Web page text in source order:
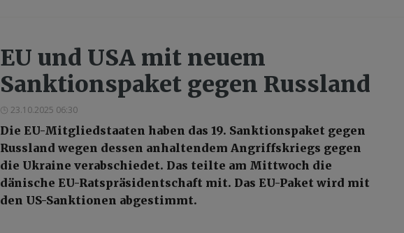
EU und USA mit neuem
Sanktionspaket gegen Russland
23.10.2025 06:30
Die EU-Mitgliedstaaten haben das 19. Sanktionspaket gegen
Russland wegen dessen anhaltendem Angriffskriegs gegen
die Ukraine verabschiedet. Das teilte am Mittwoch die
dänische EU-Ratspräsidentschaft mit. Das EU-Paket wird mit
den US-Sanktionen abgestimmt.